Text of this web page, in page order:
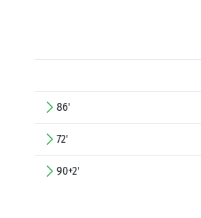
86'
72'
90+2'